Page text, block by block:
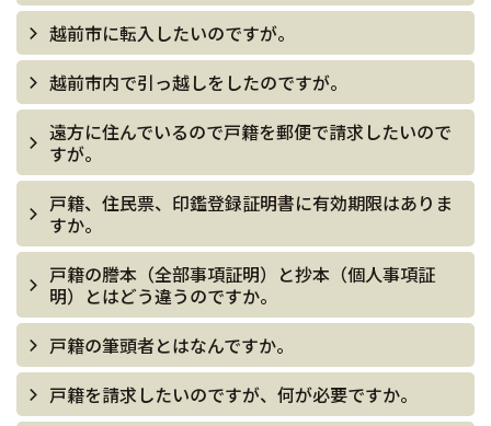
越前市に転入したいのですが。
越前市内で引っ越しをしたのですが。
遠方に住んでいるので戸籍を郵便で請求したいので
すが。
戸籍、住民票、印鑑登録証明書に有効期限はありま
すか。
戸籍の謄本（全部事項証明）と抄本（個人事項証
明）とはどう違うのですか。
戸籍の筆頭者とはなんですか。
戸籍を請求したいのですが、何が必要ですか。